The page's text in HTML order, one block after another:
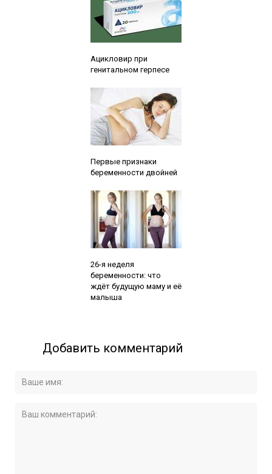
Ацикловир при
генитальном герпесе
Первые признаки
беременности двойней
26-я неделя
беременности: что
ждёт будущую маму и её
малыша
Добавить комментарий